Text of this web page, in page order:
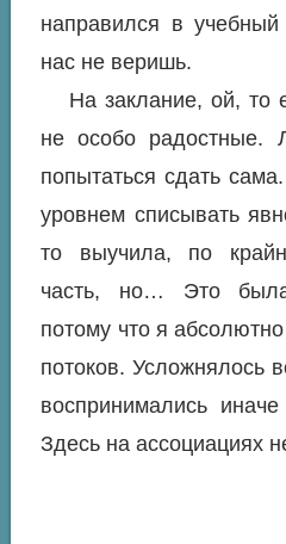
направился в
нас не веришь.
На заклание, ой, то
не особо радостные.
попытаться сдать
уровнем списывать
то выучила, по
часть, но… Это
потому что я
потоков. Усложнялось
воспринимались
Здесь на ассоциациях